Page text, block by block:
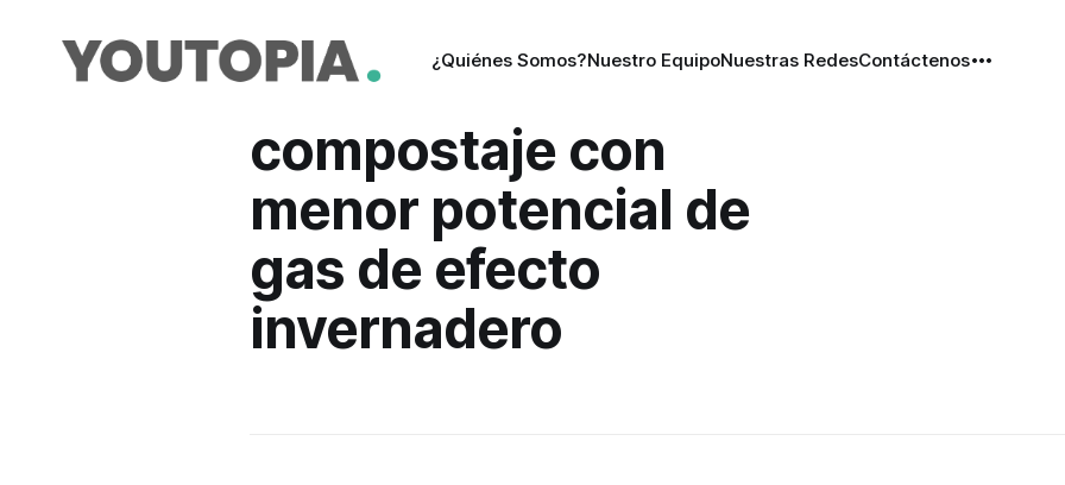
¿Quiénes Somos?Nuestro EquipoNuestras RedesContáctenos
compostaje con
menor potencial de
gas de efecto
invernadero